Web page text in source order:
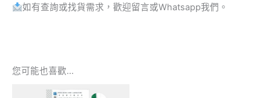
如有查詢或找貨需求，歡迎留言或Whatsapp我們。
您可能也喜歡…